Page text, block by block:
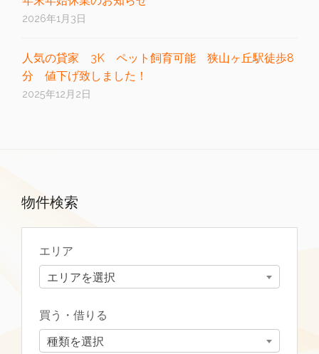
2026年1月3日
人気の貸家 3K ペット飼育可能 狭山ヶ丘駅徒歩8
分 値下げ致しました！
2025年12月2日
物件検索
エリア
エリアを選択
買う・借りる
種類を選択